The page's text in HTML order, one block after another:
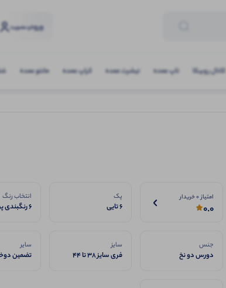
ورودو عضویت
کانال روبیکا تاپ عمده تیشرت عمده کراپ عمده مانتو عمده
امتیاز 0 خریدار
0.0
پک
6 تایی
انتخاب رنگ
6 رنگبندی پرفروش
جنس
دورس دو نخ
سایز
فری سایز 38 تا 44
سایر
تضمین